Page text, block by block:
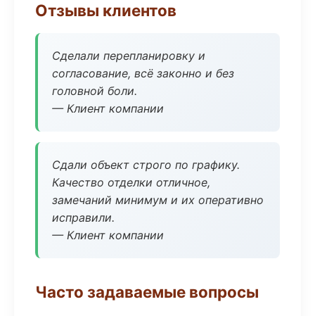
Отзывы клиентов
Сделали перепланировку и
согласование, всё законно и без
головной боли.
— Клиент компании
Сдали объект строго по графику.
Качество отделки отличное,
замечаний минимум и их оперативно
исправили.
— Клиент компании
Часто задаваемые вопросы